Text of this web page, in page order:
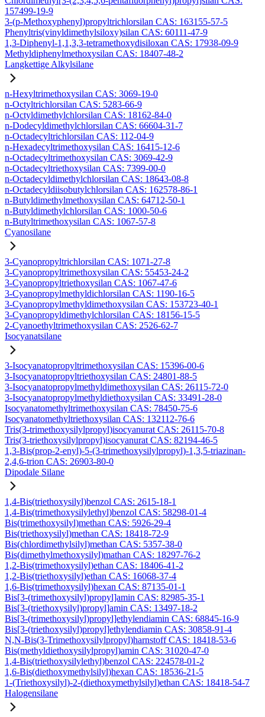
157499-19-9
3-(p-Methoxyphenyl)propyltrichlorsilan CAS: 163155-57-5
Phenyltris(vinyldimethylsiloxy)silan CAS: 60111-47-9
1,3-Diphenyl-1,1,3,3-tetramethoxydisiloxan CAS: 17938-09-9
Methyldiphenylmethoxysilan CAS: 18407-48-2
Langkettige Alkylsilane
n-Hexyltrimethoxysilan CAS: 3069-19-0
n-Octyltrichlorsilan CAS: 5283-66-9
n-Octyldimethylchlorsilan CAS: 18162-84-0
n-Dodecyldimethylchlorsilan CAS: 66604-31-7
n-Octadecyltrichlorsilan CAS: 112-04-9
n-Hexadecyltrimethoxysilan CAS: 16415-12-6
n-Octadecyltrimethoxysilan CAS: 3069-42-9
n-Octadecyltriethoxysilan CAS: 7399-00-0
n-Octadecyldimethylchlorsilan CAS: 18643-08-8
n-Octadecyldiisobutylchlorsilan CAS: 162578-86-1
n-Butyldimethylmethoxysilan CAS: 64712-50-1
n-Butyldimethylchlorsilan CAS: 1000-50-6
n-Butyltrimethoxysilan CAS: 1067-57-8
Cyanosilane
3-Cyanopropyltrichlorsilan CAS: 1071-27-8
3-Cyanopropyltrimethoxysilan CAS: 55453-24-2
3-Cyanopropyltriethoxysilan CAS: 1067-47-6
3-Cyanopropylmethyldichlorsilan CAS: 1190-16-5
3-Cyanopropylmethyldimethoxysilan CAS: 153723-40-1
3-Cyanopropyldimethylchlorsilan CAS: 18156-15-5
2-Cyanoethyltrimethoxysilan CAS: 2526-62-7
Isocyanatsilane
3-Isocyanatopropyltrimethoxysilan CAS: 15396-00-6
3-Isocyanatopropyltriethoxysilan CAS: 24801-88-5
3-Isocyanatopropylmethyldimethoxysilan CAS: 26115-72-0
3-Isocyanatopropylmethyldiethoxysilan CAS: 33491-28-0
Isocyanatomethyltrimethoxysilan CAS: 78450-75-6
Isocyanatomethyltriethoxysilan CAS: 132112-76-6
Tris(3-trimethoxysilylpropyl)isocyanurat CAS: 26115-70-8
Tris(3-triethoxysilylpropyl)isocyanurat CAS: 82194-46-5
1,3-Bis(prop-2-enyl)-5-(3-trimethoxysilylpropyl)-1,3,5-triazinan-
2,4,6-trion CAS: 26903-80-0
Dipodale Silane
1,4-Bis(triethoxysilyl)benzol CAS: 2615-18-1
1,4-Bis(trimethoxysilylethyl)benzol CAS: 58298-01-4
Bis(trimethoxysilyl)methan CAS: 5926-29-4
Bis(triethoxysilyl)methan CAS: 18418-72-9
Bis(chlordimethylsilyl)methan CAS: 5357-38-0
Bis(dimethylmethoxysilyl)mathan CAS: 18297-76-2
1,2-Bis(trimethoxysilyl)ethan CAS: 18406-41-2
1,2-Bis(triethoxysilyl)ethan CAS: 16068-37-4
1,6-Bis(trimethoxysilyl)hexan CAS: 87135-01-1
Bis[3-(trimethoxysilyl)propyl]amin CAS: 82985-35-1
Bis[3-(triethoxysilyl)propyl]amin CAS: 13497-18-2
Bis[3-(trimethoxysilyl)propyl]ethylendiamin CAS: 68845-16-9
Bis[3-(triethoxysilyl)propyl]ethylendiamin CAS: 30858-91-4
N,N-Bis(3-Trimethoxysilylpropyl)harnstoff CAS: 18418-53-6
Bis(methyldiethoxysilylpropyl)amin CAS: 31020-47-0
1,4-Bis(triethoxysilylethyl)benzol CAS: 224578-01-2
1,6-Bis(diethoxymethylsilyl)hexan CAS: 18536-21-5
1-(Triethoxysilyl)-2-(diethoxymethylsilyl)ethan CAS: 18418-54-7
Halogensilane